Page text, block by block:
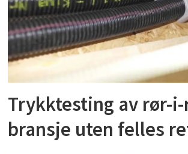
Trykktesting av rør-i-
bransje uten felles